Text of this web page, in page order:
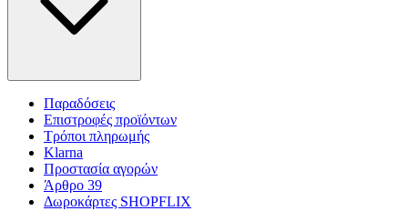
Παραδόσεις
Επιστροφές προϊόντων
Τρόποι πληρωμής
Klarna
Προστασία αγορών
Άρθρο 39
Δωροκάρτες SHOPFLIX